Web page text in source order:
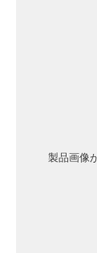
製品画像